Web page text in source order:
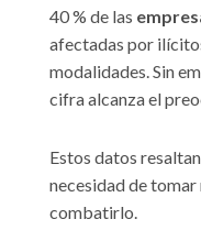
40 % de las
afectadas por
modalidades. Sin
cifra alcanza el
Estos datos
necesidad de
combatirlo.